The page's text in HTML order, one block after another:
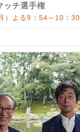
ッチ選手権
）よる9：54～10：30